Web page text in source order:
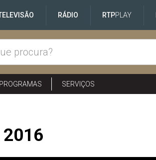
RÁDIO RTPPLAY
PROGRAMAS SERVIÇOS
2016